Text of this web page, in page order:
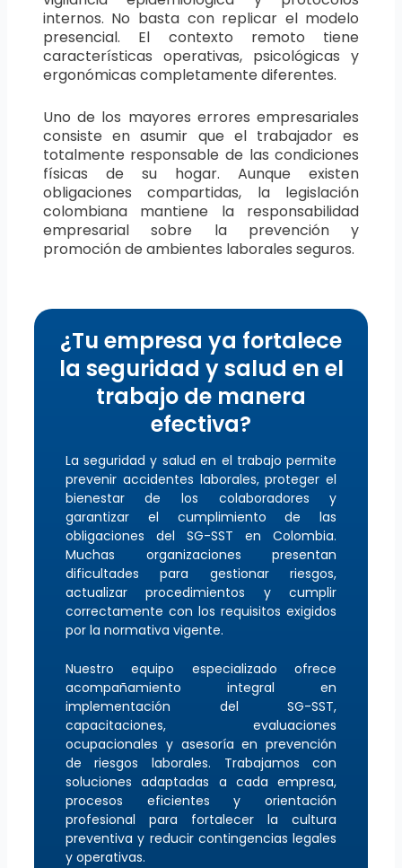
internos. No basta con replicar el modelo
presencial. El contexto remoto tiene
características operativas, psicológicas y
ergonómicas completamente diferentes.
Uno de los mayores errores empresariales
consiste en asumir que el trabajador es
totalmente responsable de las condiciones
físicas de su hogar. Aunque existen
obligaciones compartidas, la legislación
colombiana mantiene la responsabilidad
empresarial sobre la prevención y
promoción de ambientes laborales seguros.
¿Tu empresa ya fortalece
la seguridad y salud en el
trabajo de manera
efectiva?
La seguridad y salud en el trabajo permite
prevenir accidentes laborales, proteger el
bienestar de los colaboradores y
garantizar el cumplimiento de las
obligaciones del SG-SST en Colombia.
Muchas organizaciones presentan
dificultades para gestionar riesgos,
actualizar procedimientos y cumplir
correctamente con los requisitos exigidos
por la normativa vigente.
Nuestro equipo especializado ofrece
acompañamiento integral en
implementación del SG-SST,
capacitaciones, evaluaciones
ocupacionales y asesoría en prevención
de riesgos laborales. Trabajamos con
soluciones adaptadas a cada empresa,
procesos eficientes y orientación
profesional para fortalecer la cultura
preventiva y reducir contingencias legales
y operativas.